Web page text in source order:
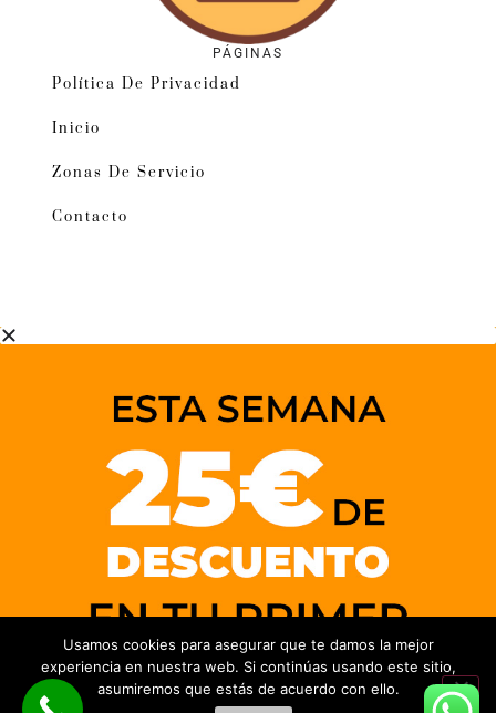
PÁGINAS
Política De Privacidad
Inicio
Zonas De Servicio
Contacto
Usamos cookies para asegurar que te damos la mejor
experiencia en nuestra web. Si continúas usando este sitio,
asumiremos que estás de acuerdo con ello.